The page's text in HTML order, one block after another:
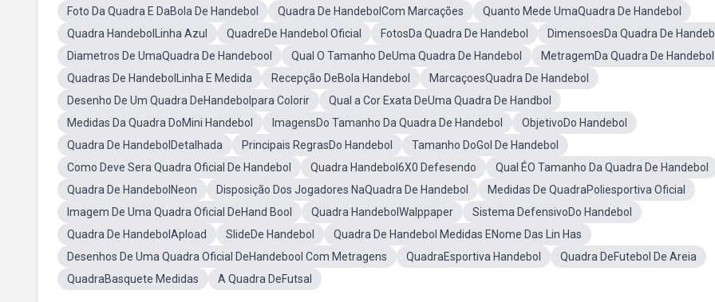
Foto Da Quadra E DaBola De Handebol
Quadra De HandebolCom Marcações
Quanto Mede UmaQuadra De Handebol
Quadra HandebolLinha Azul
QuadreDe Handebol Oficial FotosDa Quadra De Handebol
DimensoesDa Quadra De
Diametros De UmaQuadra De Handebool
Qual O Tamanho DeUma Quadra De Handebol
MetragemDa Quadra De Handebol
Quadras De HandebolLinha E Medida
Recepção DeBola Handebol
MarcaçoesQuadra De Handebol
Desenho De Um Quadra DeHandebolpara Colorir
Qual a Cor Exata DeUma Quadra De Handbol
Medidas Da Quadra DoMini Handebol
ImagensDo Tamanho Da Quadra De Handebol
ObjetivoDo Handebol
Quadra De HandebolDetalhada
Principais RegrasDo Handebol
Tamanho DoGol De Handebol
Como Deve Sera Quadra Oficial De Handebol
Quadra Handebol6X0 Defesendo
Qual ÉO Tamanho Da Quadra De Handebol
Quadra De HandebolNeon
Disposição Dos Jogadores NaQuadra De Handebol
Medidas De QuadraPoliesportiva Oficial
Imagem De Uma Quadra Oficial DeHand Bool
Quadra HandebolWalppaper
Sistema DefensivoDo Handebol
Quadra De HandebolApload
SlideDe Handebol
Quadra De Handebol Medidas ENome Das Lin Has
Desenhos De Uma Quadra Oficial DeHandebool Com Metragens
QuadraEsportiva Handebol
Quadra DeFutebol De Areia
QuadraBasquete Medidas
A Quadra DeFutsal